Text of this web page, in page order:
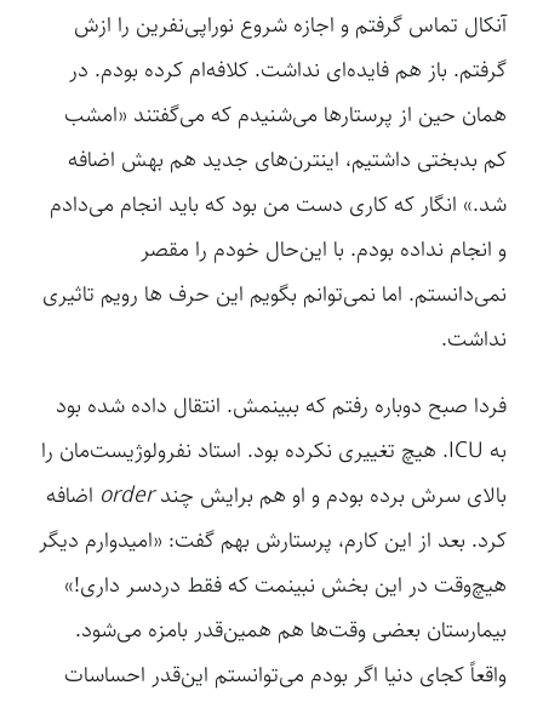
آنکال تماس گرفتم و اجازه شروع نوراپی‌نفرین را ازش
گرفتم. باز هم فایده‌ای نداشت. کلافه‌ام کرده بودم. در
همان حین از پرستارها می‌شنیدم که می‌گفتند «امشب
کم بدبختی داشتیم، اینترن‌های جدید هم بهش اضافه
شد.» انگار که کاری دست من بود که باید انجام می‌دادم
و انجام نداده بودم. با این‌حال خودم را مقصر
نمی‌دانستم. اما نمی‌توانم بگویم این حرف ها رویم تاثیری
نداشت.
فردا صبح دوباره رفتم که ببینمش. انتقال داده شده بود
به ICU. هیچ تغییری نکرده بود. استاد نفرولوژیست‌مان را
بالای سرش برده بودم و او هم برایش چندorder اضافه
کرد. بعد از این کارم، پرستارش بهم گفت: «امیدوارم دیگر
هیچ‌وقت در این بخش نبینمت که فقط دردسر داری!»
بیمارستان بعضی وقت‌ها هم همین‌قدر بامزه می‌شود.
واقعاً کجای دنیا اگر بودم می‌توانستم این‌قدر احساسات